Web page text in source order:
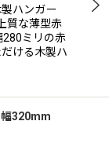
製ハンガー
質な薄型赤
280ミリの赤
ける木製ハ
320mm